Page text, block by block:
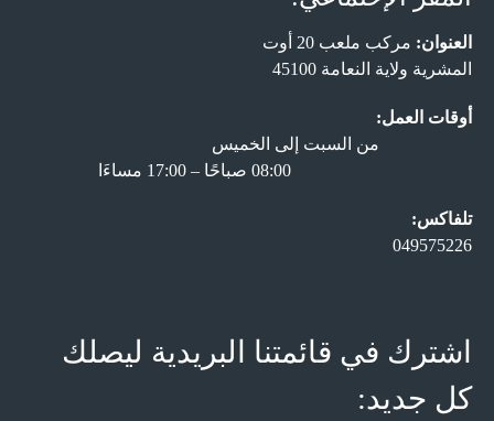
العنوان: مركب ملعب 20 أوت
المشرية ولاية النعامة 45100
أوقات العمل:
من السبت إلى الخميس
تلفاكس:
049575226
اشترك في قائمتنا البريدية ليصلك
كل جديد: